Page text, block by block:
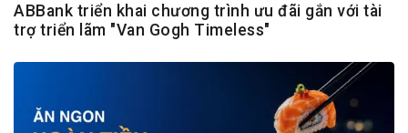
ABBank triển khai chương trình ưu đãi gắn với tài
trợ triển lãm "Van Gogh Timeless"